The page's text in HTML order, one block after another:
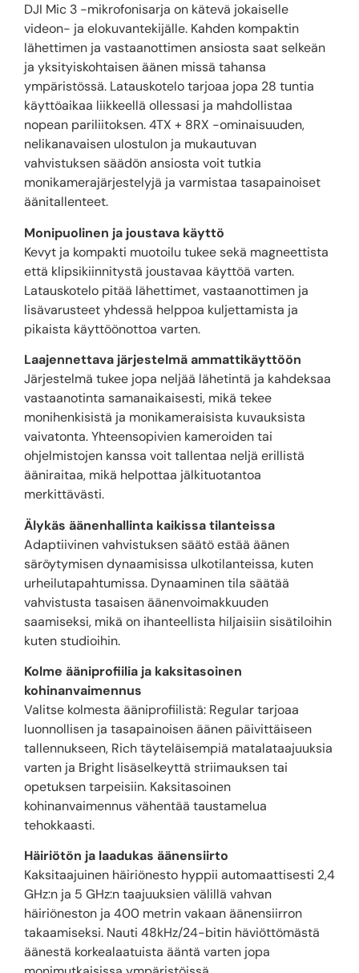
DJI Mic 3 -mikrofonisarja on kätevä jokaiselle
videon- ja elokuvantekijälle. Kahden kompaktin
lähettimen ja vastaanottimen ansiosta saat selkeän
ja yksityiskohtaisen äänen missä tahansa
ympäristössä. Latauskotelo tarjoaa jopa 28 tuntia
käyttöaikaa liikkeellä ollessasi ja mahdollistaa
nopean pariliitoksen. 4TX + 8RX -ominaisuuden,
nelikanavaisen ulostulon ja mukautuvan
vahvistuksen säädön ansiosta voit tutkia
monikamerajärjestelyjä ja varmistaa tasapainoiset
äänitallenteet.
Monipuolinen ja joustava käyttö
Kevyt ja kompakti muotoilu tukee sekä magneettista
että klipsikiinnitystä joustavaa käyttöä varten.
Latauskotelo pitää lähettimet, vastaanottimen ja
lisävarusteet yhdessä helppoa kuljettamista ja
pikaista käyttöönottoa varten.
Laajennettava järjestelmä ammattikäyttöön
Järjestelmä tukee jopa neljää lähetintä ja kahdeksaa
vastaanotinta samanaikaisesti, mikä tekee
monihenkisistä ja monikameraisista kuvauksista
vaivatonta. Yhteensopivien kameroiden tai
ohjelmistojen kanssa voit tallentaa neljä erillistä
ääniraitaa, mikä helpottaa jälkituotantoa
merkittävästi.
Älykäs äänenhallinta kaikissa tilanteissa
Adaptiivinen vahvistuksen säätö estää äänen
säröytymisen dynaamisissa ulkotilanteissa, kuten
urheilutapahtumissa. Dynaaminen tila säätää
vahvistusta tasaisen äänenvoimakkuuden
saamiseksi, mikä on ihanteellista hiljaisiin sisätiloihin
kuten studioihin.
Kolme ääniprofiilia ja kaksitasoinen
kohinanvaimennus
Valitse kolmesta ääniprofiilistä: Regular tarjoaa
luonnollisen ja tasapainoisen äänen päivittäiseen
tallennukseen, Rich täyteläisempiä matalataajuuksia
varten ja Bright lisäselkeyttä striimauksen tai
opetuksen tarpeisiin. Kaksitasoinen
kohinanvaimennus vähentää taustamelua
tehokkaasti.
Häiriötön ja laadukas äänensiirto
Kaksitaajuinen häiriönesto hyppii automaattisesti 2,4
GHz:n ja 5 GHz:n taajuuksien välillä vahvan
häiriöneston ja 400 metrin vakaan äänensiirron
takaamiseksi. Nauti 48kHz/24-bitin häviöttömästä
äänestä korkealaatuista ääntä varten jopa